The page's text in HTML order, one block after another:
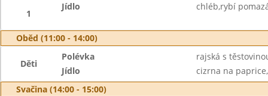
1
Jídlo chléb,rybí
Oběd (11:00 - 14:00)
Děti
Polévka
rajská s
Jídlo
cizrna na
Svačina (14:00 - 15:00)